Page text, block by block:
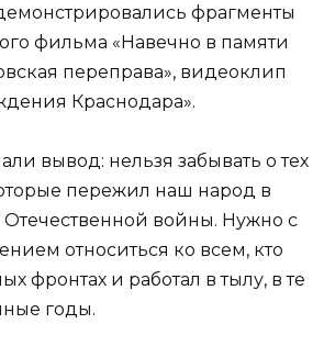
фрагменты
фильма «Навечно в памяти
переправа», видеоклип
Краснодара».
вывод: нельзя забывать о тех
пережил наш народ в
войны. Нужно с
относиться ко всем, кто
фронтах и работал в тылу, в те
годы.